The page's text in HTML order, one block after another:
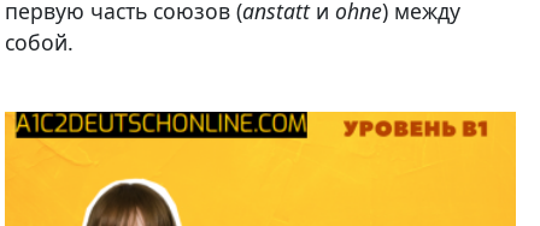
первую часть союзов (anstattи ohne) между
собой.